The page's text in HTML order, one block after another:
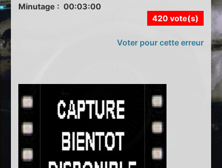
Minutage : 00:03:00
420 vote(s)
Voter pour cette erreur